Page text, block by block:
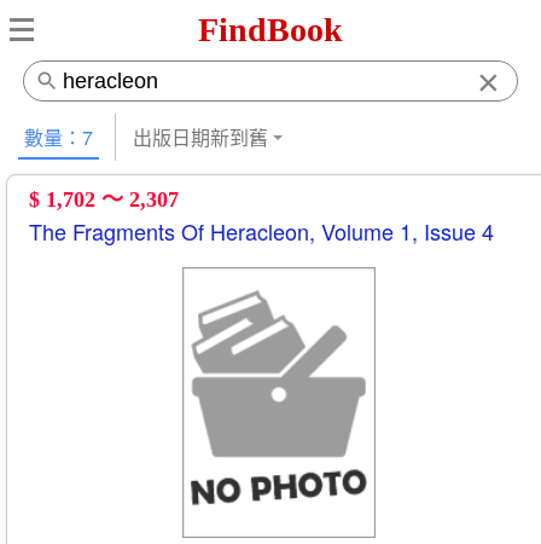
FindBook
×
數量：7 出版日期新到舊
$ 1,702 ～ 2,307
The Fragments Of Heracleon, Volume 1, Issue 4